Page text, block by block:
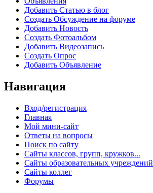
Добавить Статью в блог
Создать Обсуждение на форуме
Добавить Новость
Создать Фотоальбом
Добавить Видеозапись
Создать Опрос
Добавить Объявление
Навигация
Вход/регистрация
Главная
Мой мини-сайт
Ответы на вопросы
Поиск по сайту
Сайты классов, групп, кружков...
Сайты образовательных учреждений
Сайты коллег
Форумы